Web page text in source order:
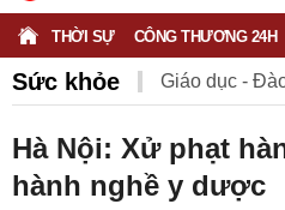
THỜI SỰ CÔNG THƯƠNG 24H
Sức khỏe Giáo dục -
Phát triển bền vững Sức
Hà Nội: Xử phạt
hành nghề y dược